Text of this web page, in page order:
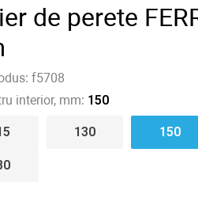
de perete
f5708
interior, mm: 150
130 150